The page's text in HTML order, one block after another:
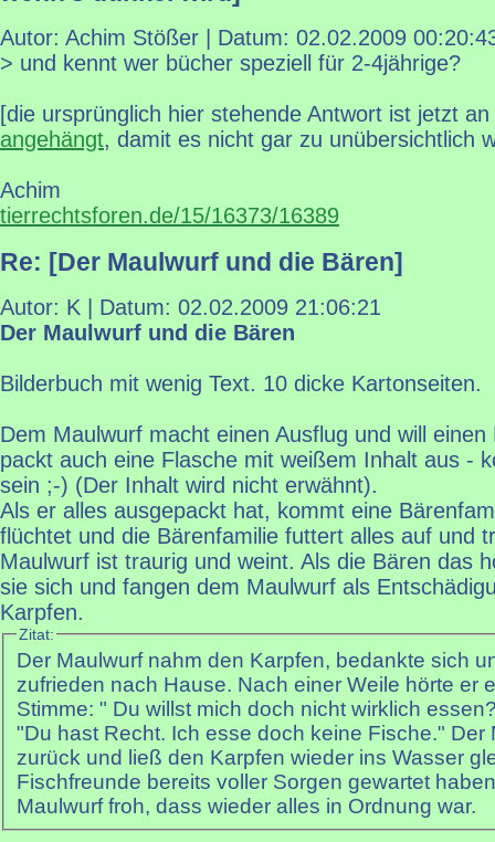
Autor: Achim Stößer | Datum: 02.02.2009
> und kennt wer bücher speziell für 2-4jährige?
[die ursprünglich hier stehende Antwort ist jetzt
angehängt, damit es nicht gar zu unübersichtlich
Achim
tierrechtsforen.de/15/16373/16389
Re: [Der Maulwurf und die Bären]
Autor: K | Datum: 02.02.2009 21:06:21
Der Maulwurf und die Bären
Bilderbuch mit wenig Text. 10 dicke Kartonseiten.
Dem Maulwurf macht einen Ausflug und will
packt auch eine Flasche mit weißem Inhalt aus -
sein ;-) (Der Inhalt wird nicht erwähnt).
Als er alles ausgepackt hat, kommt eine
flüchtet und die Bärenfamilie futtert alles auf und
Maulwurf ist traurig und weint. Als die Bären das
sie sich und fangen dem Maulwurf als
Karpfen.
Zitat:
Der Maulwurf nahm den Karpfen, bedankte sich
zufrieden nach Hause. Nach einer Weile hörte er
Stimme: " Du willst mich doch nicht wirklich
"Du hast Recht. Ich esse doch keine Fische." Der
zurück und ließ den Karpfen wieder ins Wasser
Fischfreunde bereits voller Sorgen gewartet
Maulwurf froh, dass wieder alles in Ordnung war.